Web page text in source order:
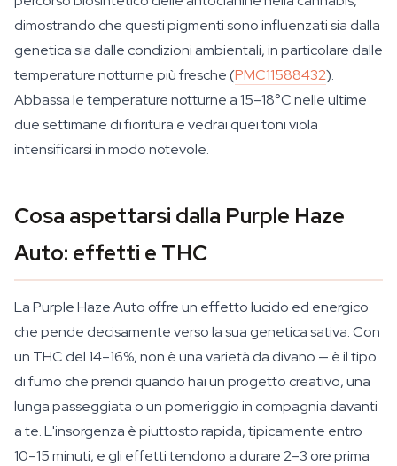
dimostrando che questi pigmenti sono influenzati sia dalla
genetica sia dalle condizioni ambientali, in particolare dalle
temperature notturne più fresche (PMC11588432).
Abbassa le temperature notturne a 15–18°C nelle ultime
due settimane di fioritura e vedrai quei toni viola
intensificarsi in modo notevole.
Cosa aspettarsi dalla Purple Haze
Auto: effetti e THC
La Purple Haze Auto offre un effetto lucido ed energico
che pende decisamente verso la sua genetica sativa. Con
un THC del 14–16%, non è una varietà da divano — è il tipo
di fumo che prendi quando hai un progetto creativo, una
lunga passeggiata o un pomeriggio in compagnia davanti
a te. L'insorgenza è piuttosto rapida, tipicamente entro
10–15 minuti, e gli effetti tendono a durare 2–3 ore prima